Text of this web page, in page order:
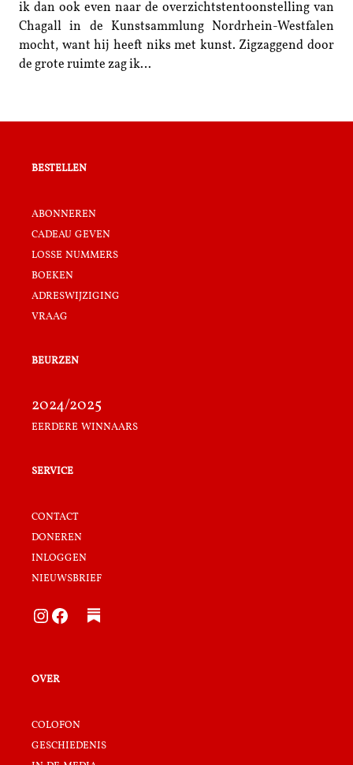
ik dan ook even naar de overzichtstentoonstelling van
Chagall in de Kunstsammlung Nordrhein-Westfalen
mocht, want hij heeft niks met kunst. Zigzaggend door
de grote ruimte zag ik…
bestellen
abonneren
cadeau geven
losse nummers
boeken
adreswijziging
vraag
beurzen
2024/2025
eerdere winnaars
service
contact
doneren
inloggen
nieuwsbrief
Instagram Facebook
over
colofon
geschiedenis